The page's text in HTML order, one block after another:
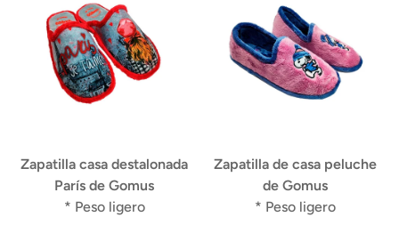
Zapatilla casa destalonada
París de Gomus
* Peso ligero
Zapatilla de casa peluche
de Gomus
* Peso ligero